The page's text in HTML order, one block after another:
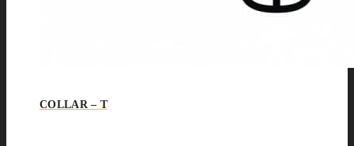
COLLAR – T